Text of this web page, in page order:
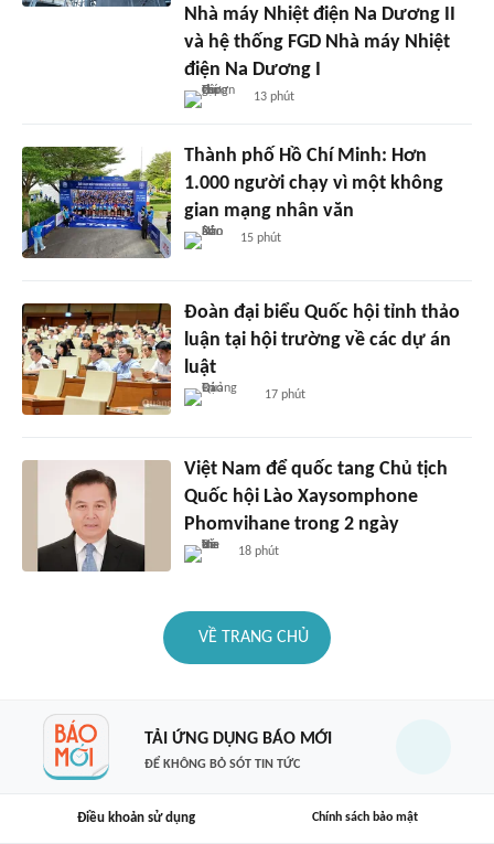
Nhà máy Nhiệt điện Na Dương II
và hệ thống FGD Nhà máy Nhiệt
điện Na Dương I
13 phút
Thành phố Hồ Chí Minh: Hơn
1.000 người chạy vì một không
gian mạng nhân văn
15 phút
Đoàn đại biểu Quốc hội tỉnh thảo
luận tại hội trường về các dự án
luật
17 phút
Việt Nam để quốc tang Chủ tịch
Quốc hội Lào Xaysomphone
Phomvihane trong 2 ngày
18 phút
VỀ TRANG CHỦ
TẢI ỨNG DỤNG BÁO MỚI
ĐỂ KHÔNG BỎ SÓT TIN TỨC
Điều khoản sử dụng Chính sách bảo mật